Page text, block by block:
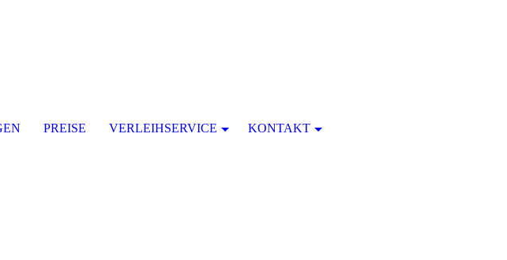
PREISE VERLEIHSERVICE KONTAKT